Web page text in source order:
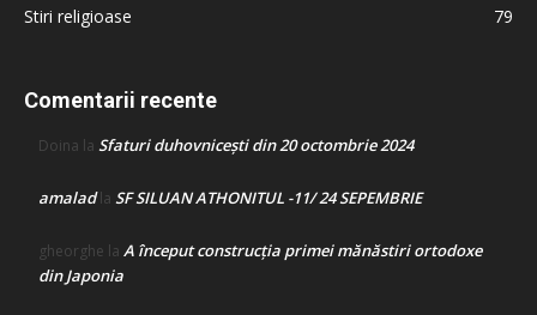
Stiri religioase
79
Comentarii recente
Doina la Sfaturi duhovnicești din 20 octombrie 2024
amaladla SF SILUAN ATHONITUL -11/ 24 SEPEMBRIE
gheorghe la A început construcţia primei mănăstiri ortodoxe
din Japonia